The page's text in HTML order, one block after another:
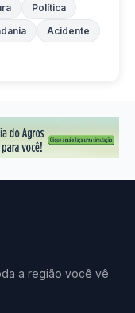
Política
Acidente
a região você vê